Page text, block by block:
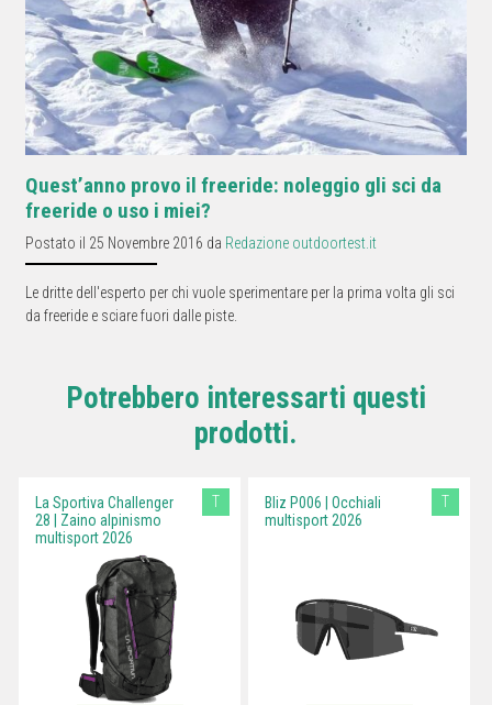
Quest’anno provo il freeride: noleggio gli sci da
freeride o uso i miei?
Postato il 25 Novembre 2016 da Redazione outdoortest.it
Le dritte dell'esperto per chi vuole sperimentare per la prima volta gli sci
da freeride e sciare fuori dalle piste.
Potrebbero interessarti questi
prodotti.
La Sportiva Challenger
28 | Zaino alpinismo
multisport 2026
T
Bliz P006 | Occhiali
multisport 2026
T